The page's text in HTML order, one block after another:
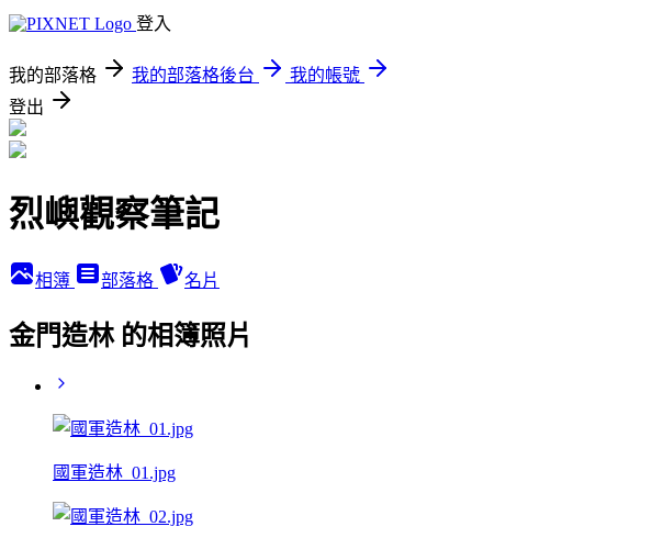
登入
我的部落格 我的部落格後台
我的帳號
登出
烈嶼觀察筆記
相簿 部落格 名片
金門造林 的相簿照片
國軍造林_01.jpg